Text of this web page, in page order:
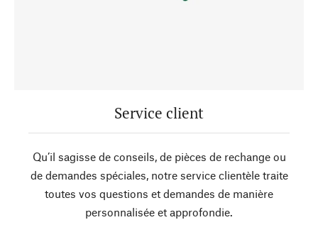
Service client
Qu’il sagisse de conseils, de pièces de rechange ou
de demandes spéciales, notre service clientèle traite
toutes vos questions et demandes de manière
personnalisée et approfondie.